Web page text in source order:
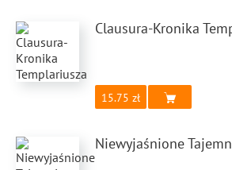
Clausura-Kronika
15.75
Niewyjaśnione